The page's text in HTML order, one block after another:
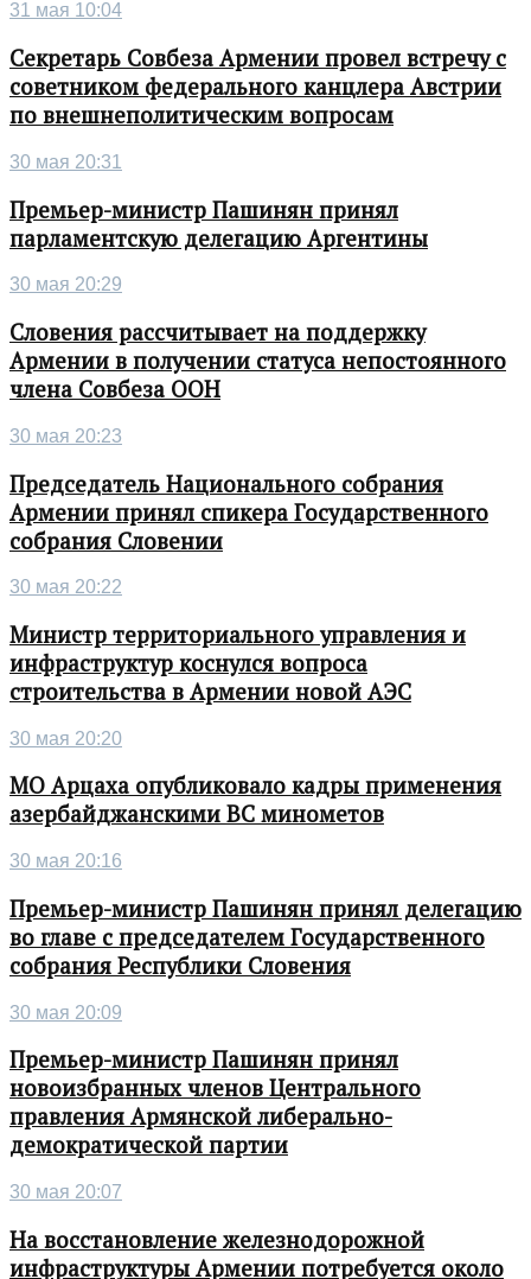
31 мая 10:04
Секретарь Совбеза Армении провел встречу с
советником федерального канцлера Австрии
по внешнеполитическим вопросам
30 мая 20:31
Премьер-министр Пашинян принял
парламентскую делегацию Аргентины
30 мая 20:29
Словения рассчитывает на поддержку
Армении в получении статуса непостоянного
члена Совбеза ООН
30 мая 20:23
Председатель Национального собрания
Армении принял спикера Государственного
собрания Словении
30 мая 20:22
Министр территориального управления и
инфраструктур коснулся вопроса
строительства в Армении новой АЭС
30 мая 20:20
МО Арцаха опубликовало кадры применения
азербайджанскими ВС минометов
30 мая 20:16
Премьер-министр Пашинян принял делегацию
во главе с председателем Государственного
собрания Республики Словения
30 мая 20:09
Премьер-министр Пашинян принял
новоизбранных членов Центрального
правления Армянской либерально-
демократической партии
30 мая 20:07
На восстановление железнодорожной
инфраструктуры Армении потребуется около